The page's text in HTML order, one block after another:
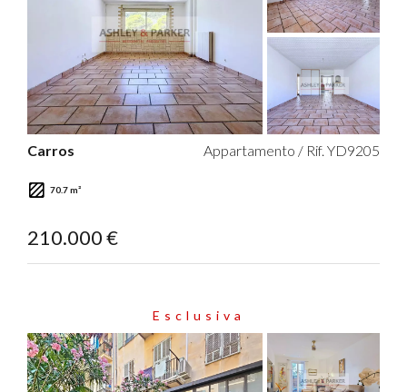
Carros Appartamento / Rif. YD9205
70.7 m²
210.000 €
Esclusiva